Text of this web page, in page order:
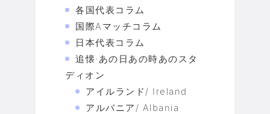
各国代表コラム
国際Aマッチコラム
日本代表コラム
追懐·あの日あの時あのスタ
ディオン
アイルランド/ Ireland
アルバニア/ Albania